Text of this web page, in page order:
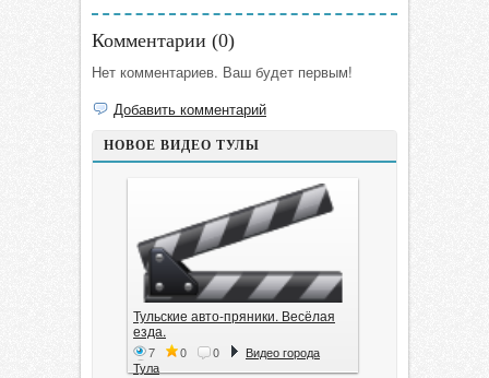
Комментарии (0)
Нет комментариев. Ваш будет первым!
Добавить комментарий
НОВОЕ ВИДЕО ТУЛЫ
Тульские авто-пряники. Весёлая
езда.
7 0 0
Видео города
Тула